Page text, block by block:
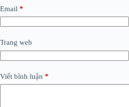
Email *
Trang web
Viết bình luận *